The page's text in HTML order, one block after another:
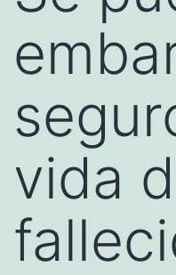
Información
y
precios
vida